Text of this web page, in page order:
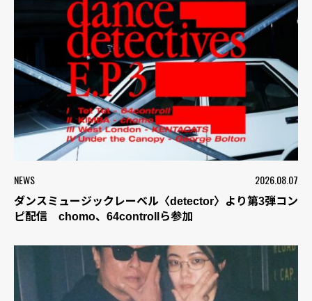
NEWS 2026.08.07
ダンスミュージックレーベル〈detector〉より第3弾コン
ピ配信 chomo、64controllら参加